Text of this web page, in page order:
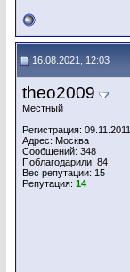
16.08.2021, 12:03
theo2009
Местный
Регистрация: 09.11.2011
Адрес: Москва
Сообщений: 348
Поблагодарили: 84
Вес репутации: 15
Репутация: 14